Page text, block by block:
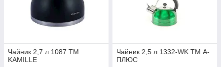
Чайник 2,7 л 1087 ТМ
KAMILLE
Чайник 2,5 л 1332-WK ТМ А-
ПЛЮС